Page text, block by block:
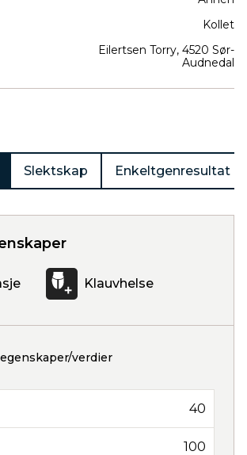
Kollet
Eilertsen Torry, 4520 Sør-
Audnedal
Slektskap Enkeltgenresultat
Klauvhelse
verdier
40
100